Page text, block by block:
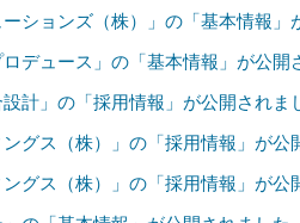
ーションズ（株）」の「基本情報」
ロデュース」の「基本情報」が公開
計」の「採用情報」が公開されま
ングス（株）」の「採用情報」が公
ングス（株）」の「採用情報」が公